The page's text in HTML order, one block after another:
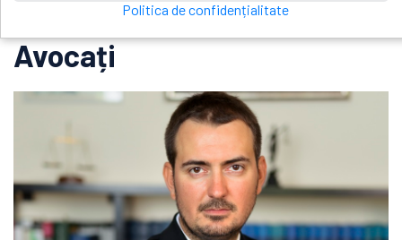
Avocați
Politica de confidențialitate